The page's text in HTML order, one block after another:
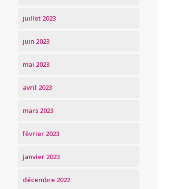
juillet 2023
juin 2023
mai 2023
avril 2023
mars 2023
février 2023
janvier 2023
décembre 2022